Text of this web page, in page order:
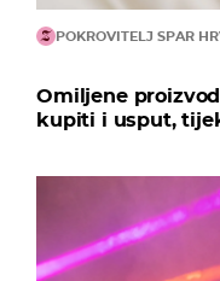
POKROVITELJ SPAR
Omiljene
kupiti i usput,